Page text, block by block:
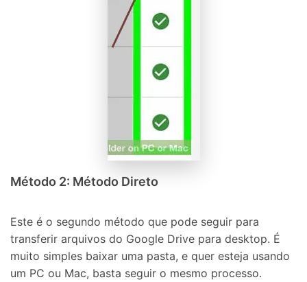
50M+ usuários, 17+ anos
Desbloqueie e repare seu celular
Recupere, proteja e transfira dados faclimente
Tecnologia de IA, sem complicação
Teste Online
Método 2: Método Direto
Este é o segundo método que pode seguir para
transferir arquivos do Google Drive para desktop. É
muito simples baixar uma pasta, e quer esteja usando
um PC ou Mac, basta seguir o mesmo processo.